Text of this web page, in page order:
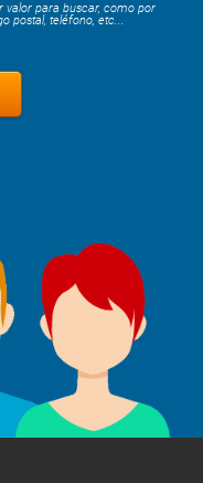
valor para buscar, como por
postal, teléfono, etc...